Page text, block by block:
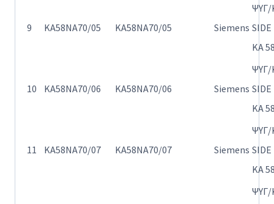
9 KA58NA70/05 KA58NA70/05 Siemens SIDE
KA
10 KA58NA70/06 KA58NA70/06 Siemens SIDE
KA
11 KA58NA70/07 KA58NA70/07 Siemens SIDE
KA